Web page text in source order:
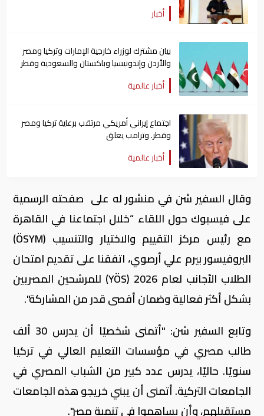
أخبار
بيان مشترك لوزراء خارجية الإمارات وتركيا ومصر
والأردن وإندونيسيا وباكستان والسعودية وقطر
أخبار عالمية
اجتماع إيراني أمريكي مرتقب برعاية تركيا ومصر
وقطر. وترامب يعلق
أخبار عالمية
وقال السفير شن في منشور له على صفحته الرسمية
على فيسبوك حول اللقاء “خلال اجتماعنا في القاهرة
مع رئيس مركز التقييم والاختيار والتنسيب (ÖSYM)
البروفيسور بيرم علي أرصوي، اتفقنا على تقديم امتحان
الطلاب الأجانب لعام 2026 (YÖS) للمرشحين المصريين
بشكل أكثر فعالية وضمان أقصى قدر من المشاركة".
وتابع السفير شن: "أتمنى شخصيًا أن يدرس 30 ألف
طالب مصري في مؤسسات التعليم العالي في تركيا
سنويًا. حاليًا، يدرس عدد كبير من الشباب المصري في
الجامعات التركية. أتمنى أن يبني خريجو هذه الجامعات
مستقبلهم، وأن يساهموا في تنمية مصر".